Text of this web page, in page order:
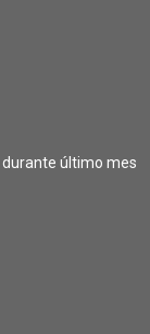
durante último mes